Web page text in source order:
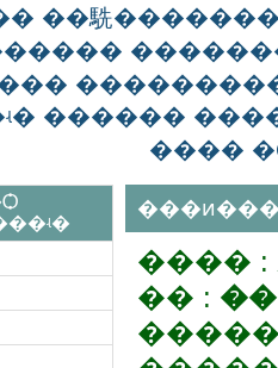
��駪
������
����
���� :
�� :